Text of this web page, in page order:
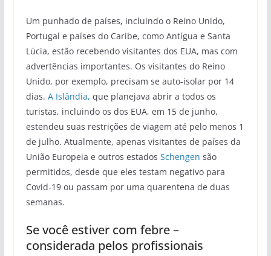
Um punhado de países, incluindo o Reino Unido,
Portugal e países do Caribe, como Antígua e Santa
Lúcia, estão recebendo visitantes dos EUA, mas com
advertências importantes. Os visitantes do Reino
Unido, por exemplo, precisam se auto-isolar por 14
dias. A Islândia, que planejava abrir a todos os
turistas, incluindo os dos EUA, em 15 de junho,
estendeu suas restrições de viagem até pelo menos 1
de julho. Atualmente, apenas visitantes de países da
União Europeia e outros estados Schengen são
permitidos, desde que eles testam negativo para
Covid-19 ou passam por uma quarentena de duas
semanas.
Se você estiver com febre –
considerada pelos profissionais